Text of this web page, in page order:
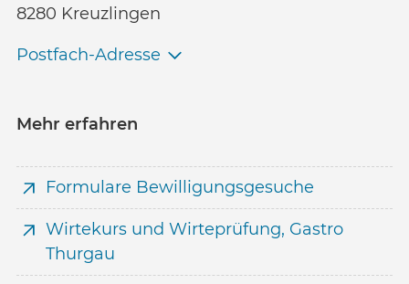
8280 Kreuzlingen
Postfach-Adresse
Mehr erfahren
Formulare Bewilligungsgesuche
Wirtekurs und Wirteprüfung, Gastro
Thurgau